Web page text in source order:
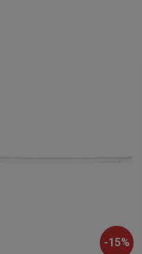
-15%